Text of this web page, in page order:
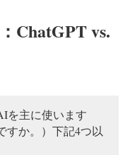
ChatGPT vs.
を主に使います
すか。）下記4つ以